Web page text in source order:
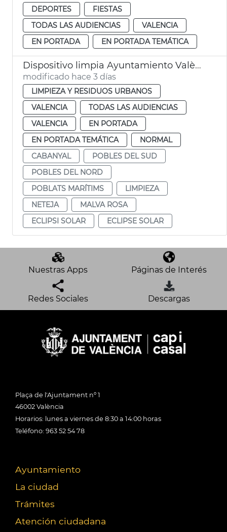
DEPORTES
FIESTAS
TODAS LAS AUDIENCIAS
VALENCIA
EN PORTADA
EN PORTADA TEMÁTICA
Dispositivo limpia Ayuntamiento València eclipse solar
modificado hace 3 días
LIMPIEZA Y RESIDUOS URBANOS
VALENCIA
TODAS LAS AUDIENCIAS
VALENCIA
EN PORTADA
EN PORTADA TEMÁTICA
NORMAL
CABANYAL
POBLES DEL SUD
POBLES DEL NORD
POBLATS MARÍTIMS
LIMPIEZA
NETEJA
MALVA ROSA
ECLIPSI SOLAR
ECLIPSE SOLAR
Nuestras Apps Páginas de Interés
Redes Sociales Descargas
Plaça de l'Ajuntament nº 1
46002 València
Horarios: lunes a viernes de 8:30 a 14:00 horas
Teléfono: 963 52 54 78
Ayuntamiento
La ciudad
Trámites
Atención ciudadana